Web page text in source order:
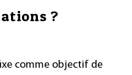
?
comme objectif de